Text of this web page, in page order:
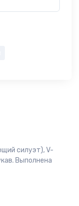
силуэт), V-
Выполнена